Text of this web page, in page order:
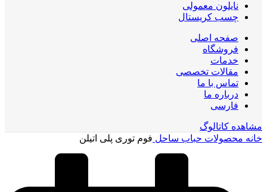
نایلون معمولی
چسب کریستال
صفحه اصلی
فروشگاه
خدمات
مقالات تخصصی
تماس با ما
درباره ما
فارسی
مشاهده کاتالوگ
خانه محصولات حباب ساحل فوم توری پلی اتیلن